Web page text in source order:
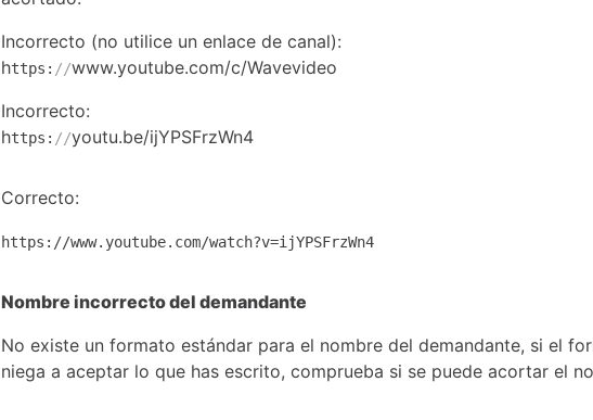
Incorrecto (no utilice un enlace de canal):
https: //www.youtube.com/c/Wavevideo
Incorrecto:
https: //youtu.be/ijYPSFrzWn4
Correcto:
https://www.youtube.com/watch?v=ijYPSFrzWn4
Nombre incorrecto del demandante
No existe un formato estándar para el nombre del demandante, si el
niega a aceptar lo que has escrito, comprueba si se puede acortar el